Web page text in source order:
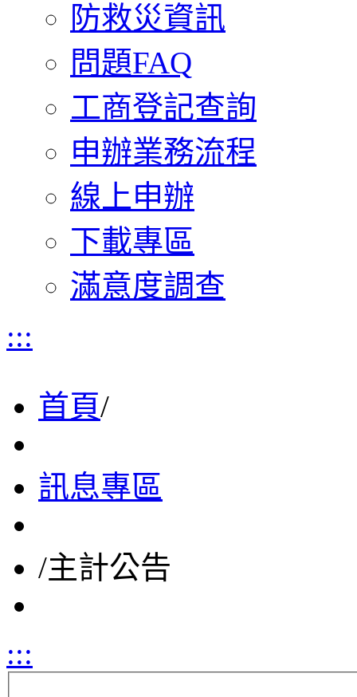
防救災資訊
問題FAQ
工商登記查詢
申辦業務流程
線上申辦
下載專區
滿意度調查
:::
首頁/
訊息專區
/主計公告
:::